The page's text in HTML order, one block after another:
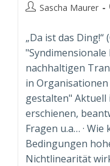
Beitrags-
Sascha Maurer
„Da ist das Ding!“
nachhaltigen
in
gestalten" Aktuell
erschienen,
Fragen u.a… ·
Bedingungen
Nichtlinearität